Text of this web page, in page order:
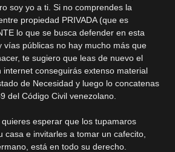
soy yo a ti. Si no comprendes la
propiedad PRIVADA (que es
lo que se busca defender en esta
vías públicas no hay mucho más que
te sugiero que leas de nuevo el
internet conseguirás extenso material
de Necesidad y luego lo concatenas
del Código Civil venezolano.
esperar que los tupamaros
casa e invitarles a tomar un cafecito,
está en todo su derecho.